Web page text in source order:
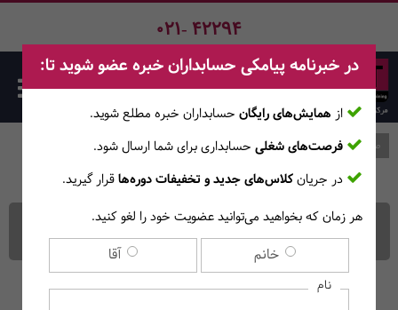
021- 42294
تجزیه و تحلیل مالی چیست؟
صفحه اصلی وبلاگ
در خبرنامه پیامکی حسابداران خبره عضو شوید تا:
از همایش‌های رایگان حسابداران خبره مطلع ‎شوید.
فرصت‌های شغلی حسابداری برای شما ارسال شود.
در جریانکلاس‌های جدید و تخفیفات دوره‌هاقرار گیرید.
هر زمان که بخواهید می‌توانید عضویت خود را لغو کنید.
خانم آقا
نام